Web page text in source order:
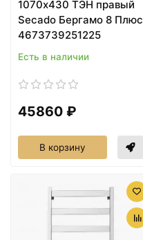
1070х430 ТЭН правый
Secado Бергамо 8 Плюс
4673739251225
Есть в наличии
45860 ₽
В корзину